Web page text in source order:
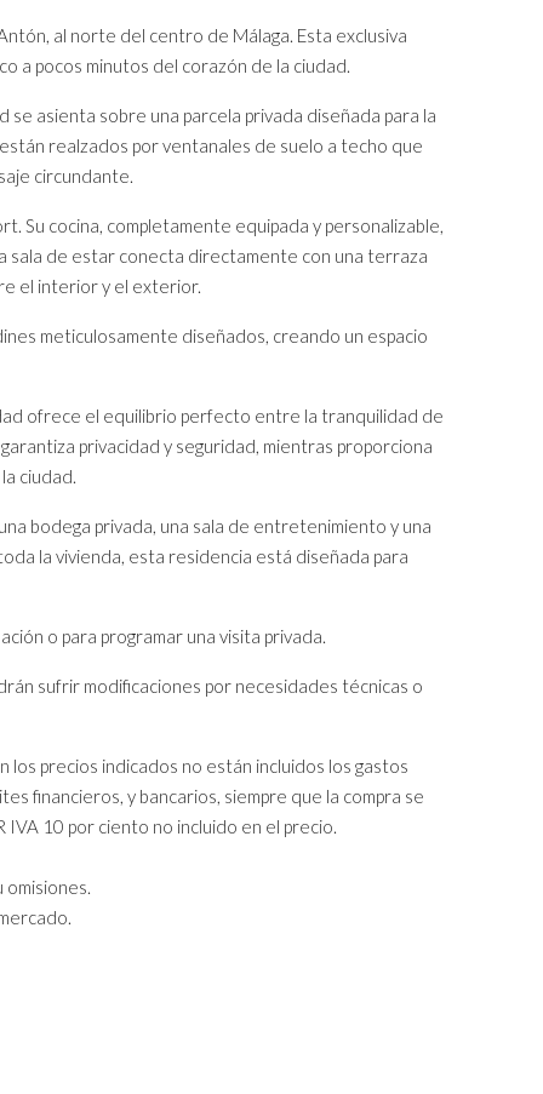
al norte del centro de Málaga. Esta exclusiva
a pocos minutos del corazón de la ciudad.
asienta sobre una parcela privada diseñada para la
realzados por ventanales de suelo a techo que
circundante.
Su cocina, completamente equipada y personalizable,
sala de estar conecta directamente con una terraza
el interior y el exterior.
meticulosamente diseñados, creando un espacio
ofrece el equilibrio perfecto entre la tranquilidad de
privacidad y seguridad, mientras proporciona
ciudad.
bodega privada, una sala de entretenimiento y una
la vivienda, esta residencia está diseñada para
o para programar una visita privada.
sufrir modificaciones por necesidades técnicas o
precios indicados no están incluidos los gastos
financieros, y bancarios, siempre que la compra se
10 por ciento no incluido en el precio.